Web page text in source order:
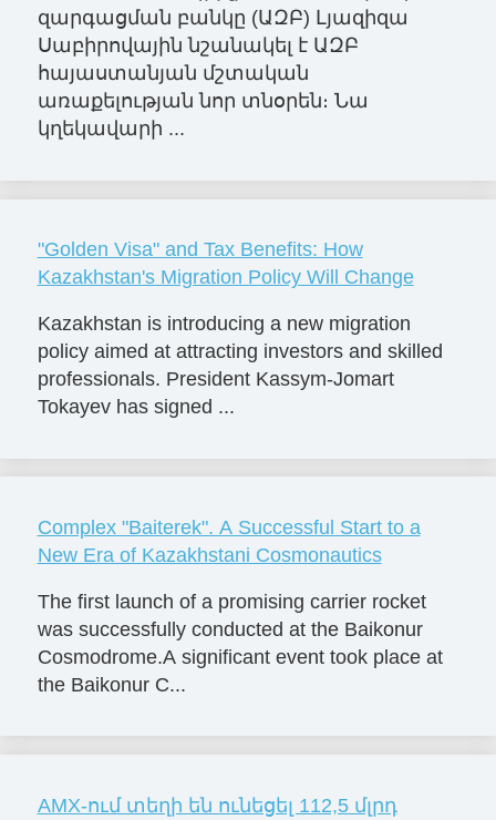
զարգացման բանկը (ԱԶԲ) Լյազիզա
Սաբիրովային նշանակել է ԱԶԲ
հայաստանյան մշտական
առաքելության նոր տնօրեն։ Նա
կղեկավարի ...
"Golden Visa" and Tax Benefits: How
Kazakhstan's Migration Policy Will Change
Kazakhstan is introducing a new migration
policy aimed at attracting investors and skilled
professionals. President Kassym-Jomart
Tokayev has signed ...
Complex "Baiterek". A Successful Start to a
New Era of Kazakhstani Cosmonautics
The first launch of a promising carrier rocket
was successfully conducted at the Baikonur
Cosmodrome.A significant event took place at
the Baikonur C...
AMX-ում տեղի են ունեցել 112,5 մլրդ